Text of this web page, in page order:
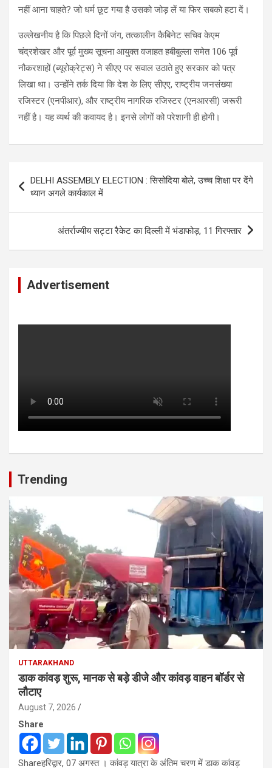
नहीं आना चाहते? जो धर्म छूट गया है उसको जोड़ लें या फिर सबको हटा दें।
उल्लेखनीय है कि पिछले दिनों जंग, तत्कालीन कैबिनेट सचिव केएम
चंद्रशेखर और पूर्व मुख्य सूचना आयुक्त वजाहत हबीबुल्ला समेत 106 पूर्व
नौकरशाहों (ब्यूरोक्रेट्स) ने सीएए पर सवाल उठाते हुए सरकार को पत्र
लिखा था। उन्होंने तर्क दिया कि देश के लिए सीएए, राष्ट्रीय जनसंख्या
रजिस्टर (एनपीआर), और राष्ट्रीय नागरिक रजिस्टर (एनआरसी) जरूरी
नहीं है। यह व्यर्थ की कवायद है। इनसे लोगों को परेशानी ही होगी।
navigation
DELHI ASSEMBLY ELECTION : सिसोदिया बोले, उच्च शिक्षा पर देंगे
ध्यान अगले कार्यकाल में
अंतर्राज्यीय सट्टा रैकेट का दिल्ली में भंडाफोड़, 11 गिरफ्तार
Advertisement
Trending
UTTARAKHAND
डाक कांवड़ शुरू, मानक से बड़े डीजे और कांवड़ वाहन बॉर्डर से
लौटाए
August 7, 2026
Share
Shareहरिद्वार, 07 अगस्त । कांवड़ यात्रा के अंतिम चरण में डाक कांवड़